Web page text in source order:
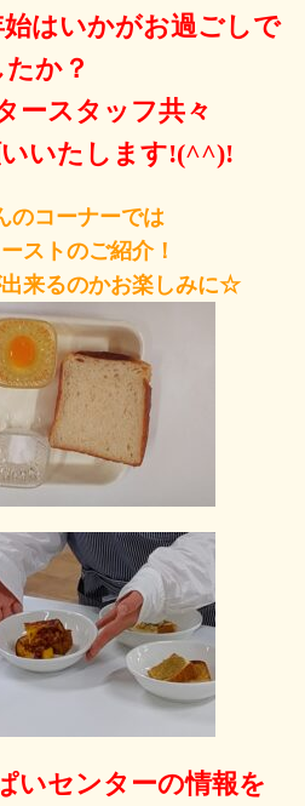
はいかがお過ごしで
たか？
ースタッフ共々
いたします!(^^)!
のコーナーでは
ストのご紹介！
来るのかお楽しみに☆
いセンターの情報を